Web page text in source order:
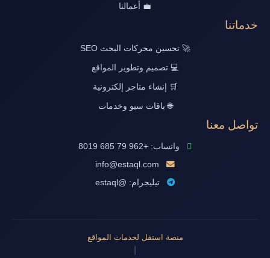
💼 أعمالنا
خدماتنا
🚀 تحسين محركات البحث SEO
💻 تصميم وتطوير المواقع
🛒 إنشاء متاجر إلكترونية
🌐 باقات سيو وخدمات
تواصل معنا
واتساب: +962 79 685 8019
info@estaql.com
تيليجرام: @estaql
منصة استقل لخدمات المواقع